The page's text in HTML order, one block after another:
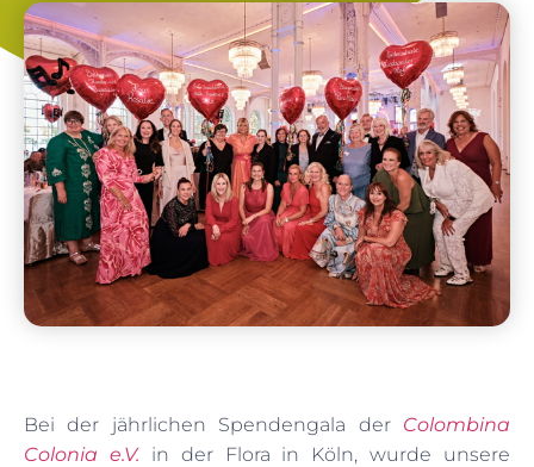
Bei der jährlichen Spendengala der Colombina
Colonia e.V.in der Flora in Köln, wurde unsere